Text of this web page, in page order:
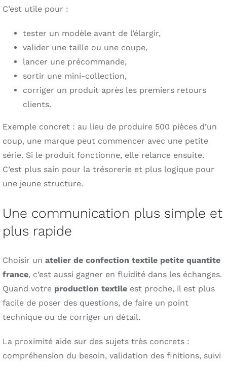
C’est utile pour :
tester un modèle avant de l’élargir,
valider une taille ou une coupe,
lancer une précommande,
sortir une mini-collection,
corriger un produit après les premiers retours
clients.
Exemple concret : au lieu de produire 500 pièces d’un
coup, une marque peut commencer avec une petite
série. Si le produit fonctionne, elle relance ensuite.
C’est plus sain pour la trésorerie et plus logique pour
une jeune structure.
Une communication plus simple et
plus rapide
Choisir un atelier de confection textile petite quantite
france, c’est aussi gagner en fluidité dans les échanges.
Quand votre production textile est proche, il est plus
facile de poser des questions, de faire un point
technique ou de corriger un détail.
La proximité aide sur des sujets très concrets :
compréhension du besoin, validation des finitions, suivi